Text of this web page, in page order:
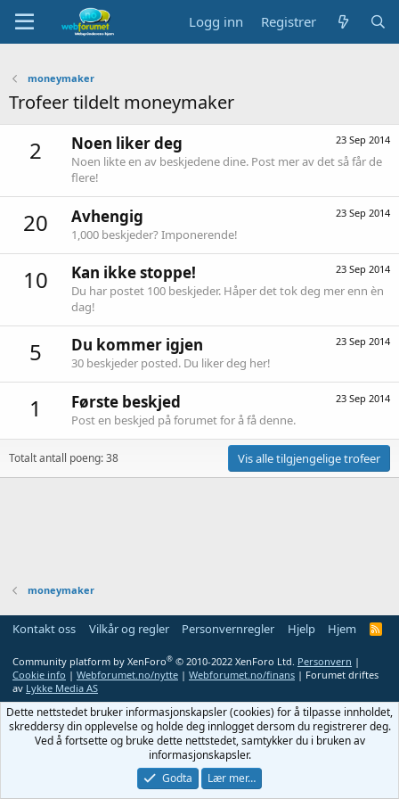
Logg inn Registrer
moneymaker
Trofeer tildelt moneymaker
2 23 Sep 2014
Noen liker deg
Noen likte en av beskjedene dine. Post mer av det så får de
flere!
20 23 Sep 2014
Avhengig
1,000 beskjeder? Imponerende!
10 23 Sep 2014
Kan ikke stoppe!
Du har postet 100 beskjeder. Håper det tok deg mer enn èn
dag!
5 23 Sep 2014
Du kommer igjen
30 beskjeder posted. Du liker deg her!
1 23 Sep 2014
Første beskjed
Post en beskjed på forumet for å få denne.
Totalt antall poeng: 38 Vis alle tilgjengelige trofeer
moneymaker
Kontakt oss Vilkår og regler Personvernregler Hjelp Hjem
R
Community platform by XenForo® © 2010-2022 XenForo Ltd. Personvern |
Cookie info | Webforumet.no/nytte | Webforumet.no/finans | Forumet driftes
av Lykke Media AS
Dette nettstedet bruker informasjonskapsler (cookies) for å tilpasse innholdet,
skreddersy din opplevelse og holde deg innlogget dersom du registrerer deg.
Ved å fortsette og bruke dette nettstedet, samtykker du i bruken av
informasjonskapsler.
Godta
Lær mer…